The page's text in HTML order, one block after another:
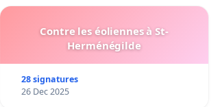
Contre les éoliennes à St-
Herménégilde
28 signatures
26 Dec 2025